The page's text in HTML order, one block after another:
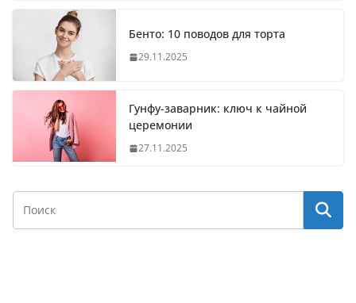
Бенто: 10 поводов для торта
29.11.2025
Гунфу-заварник: ключ к чайной
церемонии
27.11.2025